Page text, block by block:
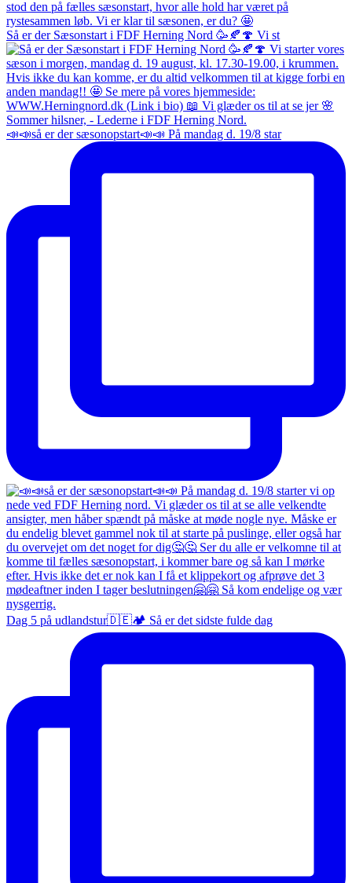
Så er der Sæsonstart i FDF Herning Nord 🥳🍂🍄 Vi st
📣📣så er der sæsonopstart📣📣 På mandag d. 19/8 star
Dag 5 på udlandstur🇩🇪🏕️ Så er det sidste fulde dag